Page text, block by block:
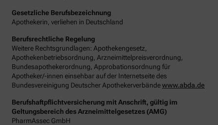
Gesetzliche Berufsbezeichnung
Apothekerin, verliehen in Deutschland
Berufsrechtliche Regelung
Weitere Rechtsgrundlagen: Apothekengesetz,
Apothekenbetriebsordnung, Arzneimittelpreisverordnung,
Bundesapothekerordnung, Approbationsordnung für
Apotheker/-innen einsehbar auf der Internetseite des
Bundesvereinigung Deutscher Apothekerverbändewww.abda.de
Berufshaftpflichtversicherung mit Anschrift, gültig im
Geltungsbereich des Arzneimittelgesetzes (AMG)
PharmAssec GmbH